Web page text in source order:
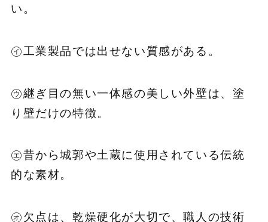
い。
㋑工業製品では出せない質感がある。
㋒継ぎ目の無い一体感の美しい外壁は、塗
り壁だけの特徴。
㋓昔から城郭や土蔵に使用されている伝統
的な素材。
㋔欠点は、乾燥硬化が大切で、職人の技術